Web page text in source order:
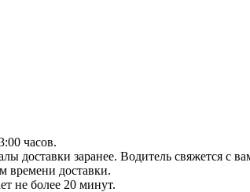
часов.
доставки заранее. Водитель свяжется с
времени доставки.
не более 20 минут.